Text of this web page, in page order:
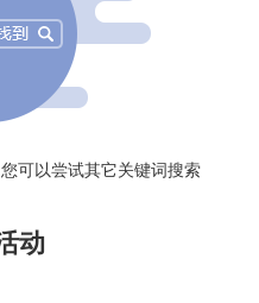
可以尝试其它关键词搜索
动